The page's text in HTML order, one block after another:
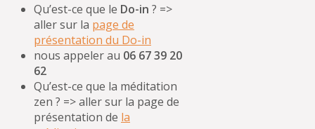
Qu’est-ce que le Do-in ? =>
aller sur la page de
présentation du Do-in
nous appeler au 06 67 39 20
62
Qu’est-ce que la méditation
zen ? => aller sur la page de
présentation de la